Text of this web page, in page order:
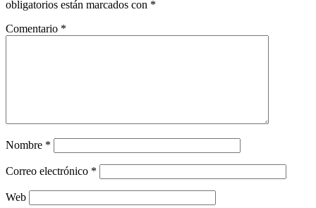
obligatorios están marcados con *
Comentario *
Nombre *
Correo electrónico *
Web